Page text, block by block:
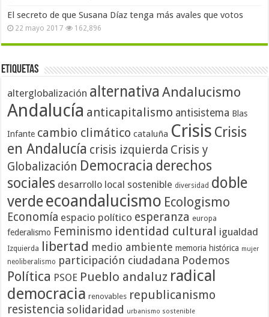
El secreto de que Susana Díaz tenga más avales que votos
22 mayo 2017 162,896
Etiquetas
alterglobalización alternativa Andalucismo
Andalucía anticapitalismo antisistema Blas
Infante cambio climático cataluña Crisis Crisis
en Andalucía crisis izquierda Crisis y
Globalización Democracia derechos
sociales desarrollo local sostenible diversidad doble
verdeecoandalucismo Ecologismo
Economía espacio político esperanza europa
federalismo Feminismo identidad cultural igualdad
Izquierda libertad medio ambiente memoria histórica mujer
neoliberalismo participación ciudadana Podemos
Política PSOE Pueblo andaluz radical
democracia renovables republicanismo
resistencia solidaridad urbanismo sostenible